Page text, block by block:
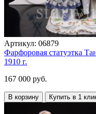
Артикул: 06879
Фарфоровая статуэтка
1910 г.
167 000 руб.
В корзину Купить в 1